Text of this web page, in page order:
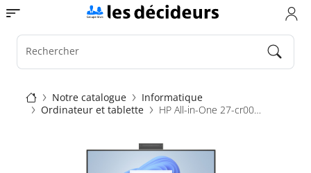
Aller
au
contenu
principal
Toggle navigation
Rechercher
Fil
d'Ariane
Notre catalogue
Informatique
Ordinateur et tablette
HP All-in-One 27-cr0020nf